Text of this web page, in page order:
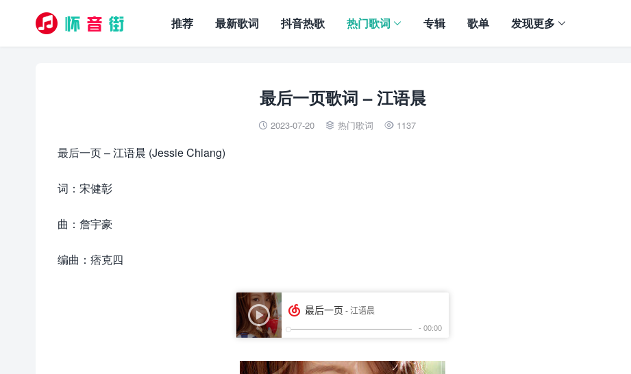
推荐 最新歌词 抖音热歌 热门歌词 专辑 歌单 发现更多
最后一页歌词 – 江语晨
 2023-07-20  热门歌词  1137
最后一页 – 江语晨 (Jessie Chiang)
词：宋健彰
曲：詹宇豪
编曲：痞克四